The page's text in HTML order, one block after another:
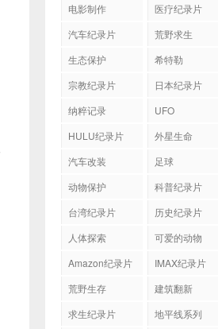
电影制作
医疗纪录片
汽车纪录片
荒野求生
生态保护
希特勒
宗教纪录片
日本纪录片
纳粹记录
UFO
HULU纪录片
外星生命
汽车改装
足球
动物保护
科普纪录片
台湾纪录片
历史纪录片
人体探索
可爱的动物
Amazon纪录片
IMAX纪录片
荒野生存
建筑翻新
求生纪录片
地平线系列